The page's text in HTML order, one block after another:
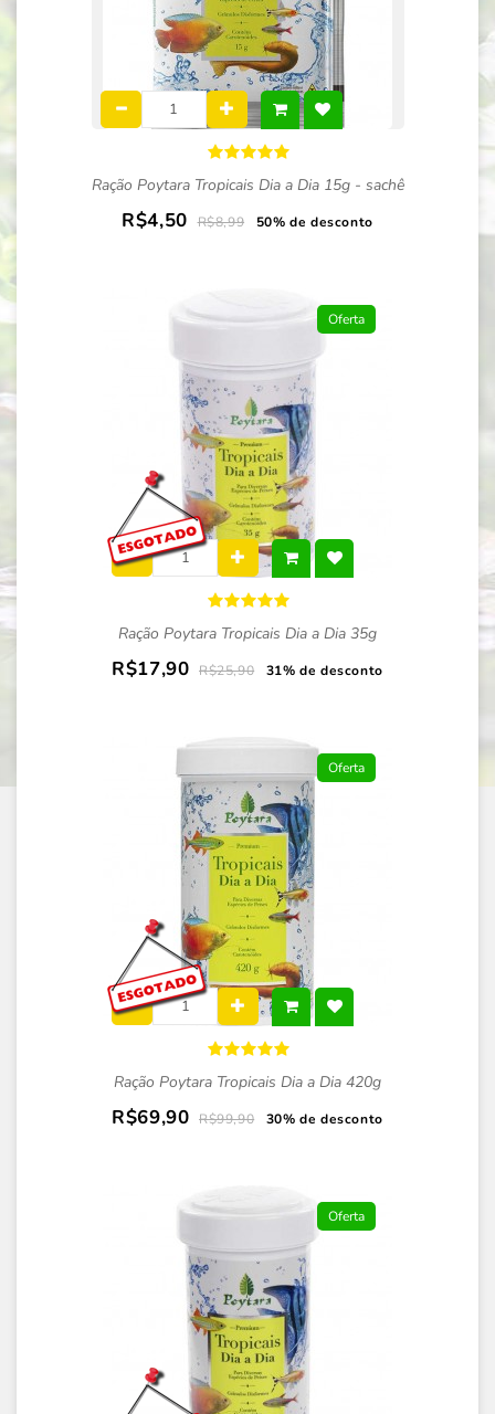
Ração Poytara Tropicais Dia a Dia 15g - sachê
R$4,50 R$8,99 50% de desconto
Oferta
Ração Poytara Tropicais Dia a Dia 35g
R$17,90 R$25,90 31% de desconto
Oferta
Ração Poytara Tropicais Dia a Dia 420g
R$69,90 R$99,90 30% de desconto
Oferta